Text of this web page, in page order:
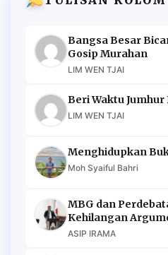
Bangsa Besar
Gosip Murahan
LIM WEN TJAI
Beri Waktu
LIM WEN TJAI
Menghidupkan
Moh Syaiful Bahri
MBG dan
Kehilangan
ASIP IRAMA